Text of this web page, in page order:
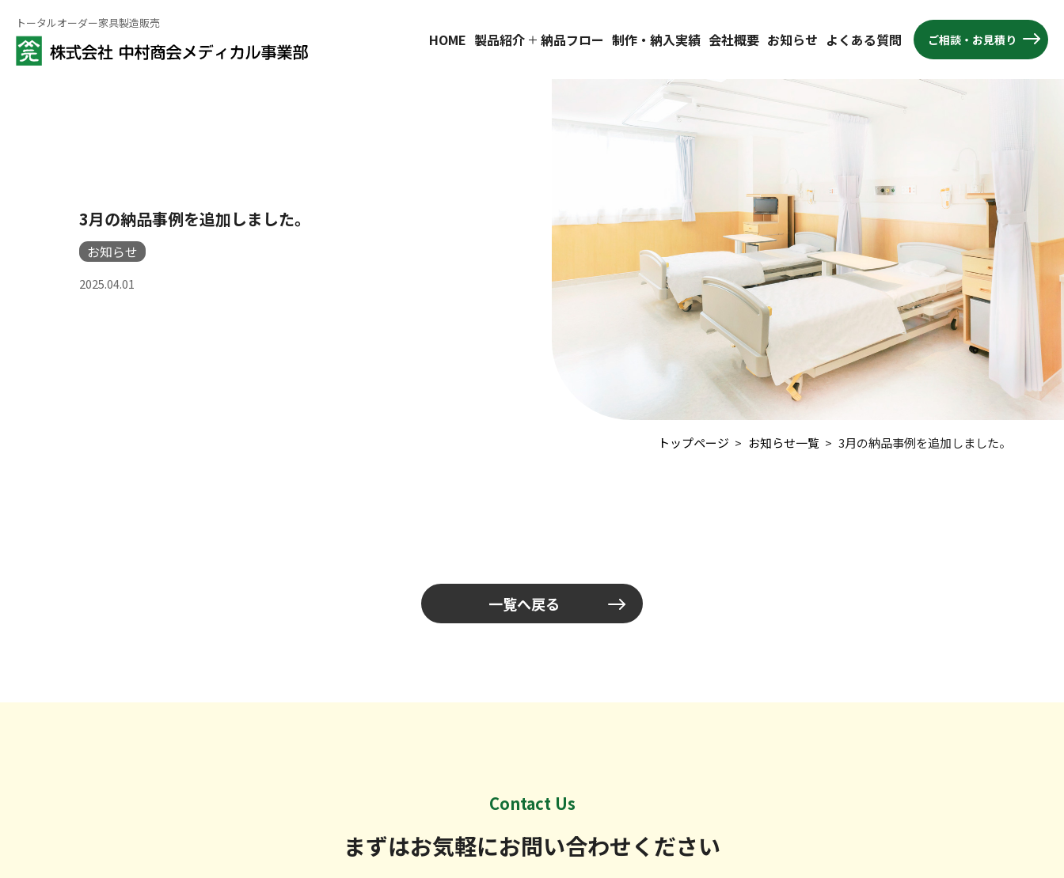
トータルオーダー家具製造販売
HOME 製品紹介 納品フロー 制作・納入実績 会社概要 お知らせ よくある質問 ご相談・お見積り
3月の納品事例を追加しました。
お知らせ
2025.04.01
トップページ お知らせ一覧 3月の納品事例を追加しました。
一覧へ戻る
Contact Us
まずはお気軽にお問い合わせください